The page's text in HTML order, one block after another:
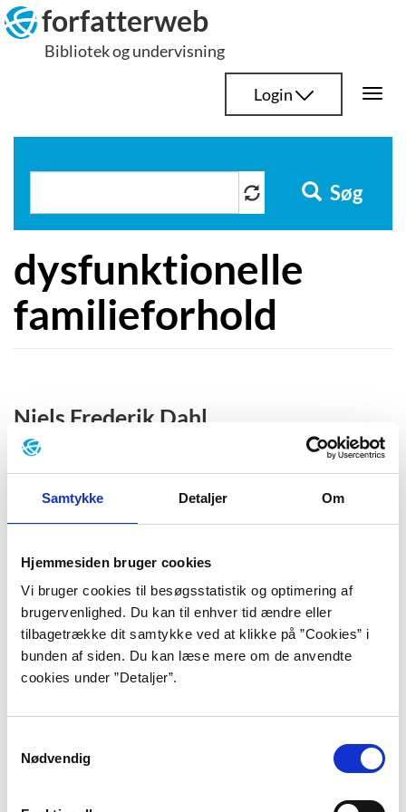
Samtykke Detaljer Om
Hjemmesiden bruger cookies
Vi bruger cookies til besøgsstatistik og optimering af
brugervenlighed. Du kan til enhver tid ændre eller
tilbagetrække dit samtykke ved at klikke på ”Cookies” i
bunden af siden. Du kan læse mere om de anvendte
cookies under ”Detaljer”.
Nødvendig
Hop
til
indhold
forfatterweb
Bibliotek og undervisning
Login
Søg
dysfunktionelle
familieforhold
Niels Frederik Dahl
Norske Niels Fredrik Dahl knytter sine værker tæt
sammen med en vedholdende interesse for ensomhed
og alt det, vi arver fra vores forældre. I 2024 modtog
han Nordisk Råds litteraturpris for den knugende
Christina Englund
Christina Englund dykker i sit forfatterskab dybt ned i
den menneskelige psyke og tager livtag med
smertepunkter som angst, ensomhed, tab, død og
psykisk sygdom.